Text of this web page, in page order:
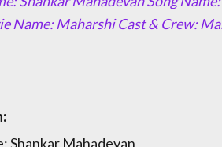
Name: Maharshi Cast & Crew:
Shankar Mahadevan